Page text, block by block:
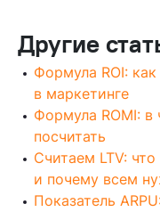
Другие
Формула ROI:
в маркетинге
Формула ROMI: в
посчитать
Считаем LTV:
и почему всем
Показатель